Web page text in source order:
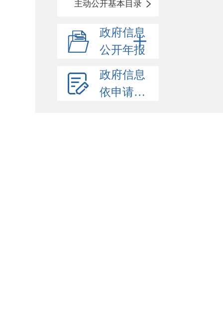
主动公开基本目录
政府信息
公开年报
政府信息
依申请公开